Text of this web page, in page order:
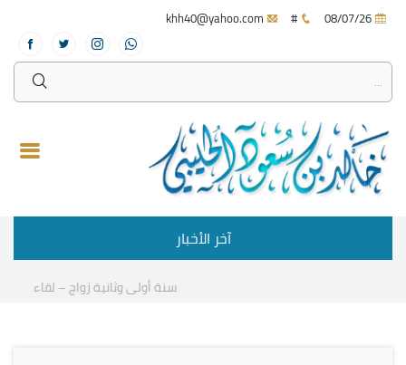
#
آخر الأخبار
سنة أولى وثانية زواج – لقاء مع